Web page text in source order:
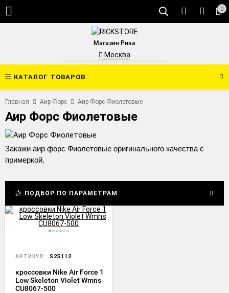
0
Магазин Рика
Москва
КАТАЛОГ ТОВАРОВ
Главная Аир Форс Аир Форс Фиолетовые
Аир Форс Фиолетовые
Закажи аир форс Фиолетовые оригинального качества с
примеркой.
ПОДБОР ПО ПАРАМЕТРАМ
АРТИКУЛ: S25112
кроссовки Nike Air Force 1
Low Skeleton Violet Wmns
CU8067-500